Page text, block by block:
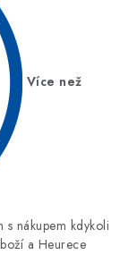
Více než
s nákupem kdykoli
a Heurece